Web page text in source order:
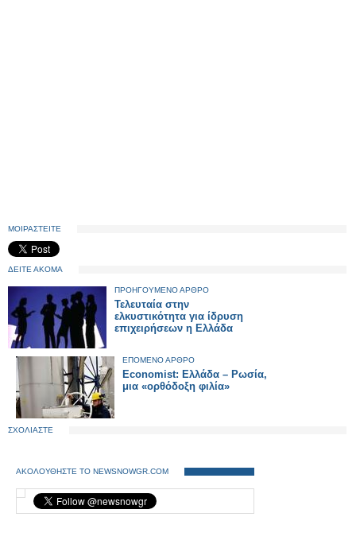
ΜΟΙΡΑΣΤΕΙΤΕ
ΔΕΙΤΕ ΑΚΟΜΑ
ΠΡΟΗΓΟΥΜΕΝΟ ΑΡΘΡΟ
Τελευταία στην
ελκυστικότητα για ίδρυση
επιχειρήσεων η Ελλάδα
ΕΠΟΜΕΝΟ ΑΡΘΡΟ
Economist: Ελλάδα – Ρωσία,
μια «ορθόδοξη φιλία»
ΣΧΟΛΙΑΣΤΕ
ΑΚΟΛΟΥΘΗΣΤΕ ΤΟ NEWSNOWGR.COM